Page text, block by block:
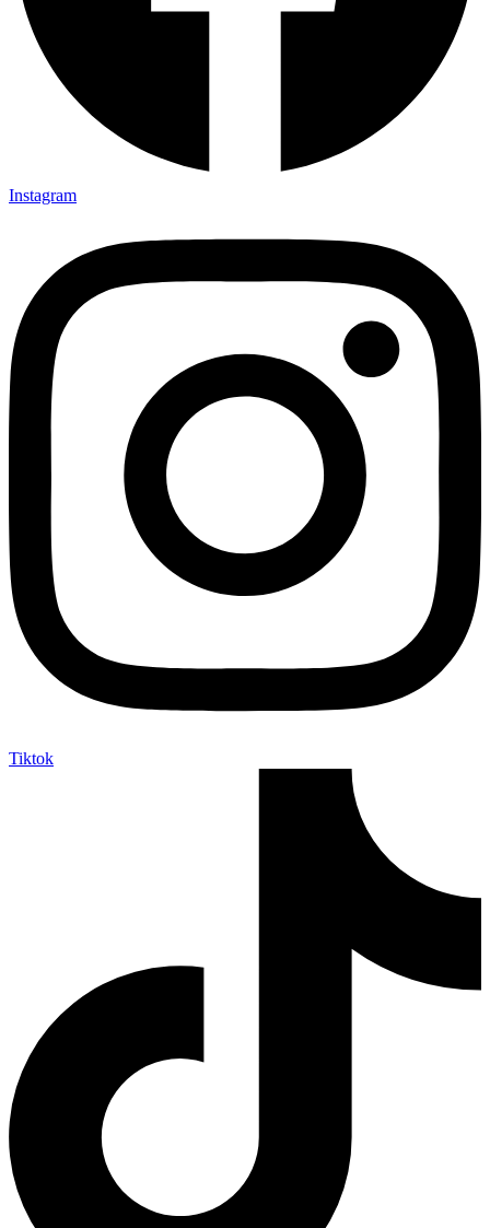
Instagram
Tiktok